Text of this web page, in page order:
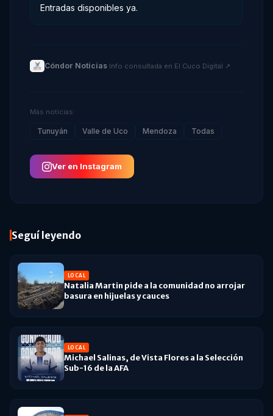
Entradas disponibles ya.
Cóndor Noticias· Info consultada en El Cuco Digital ↗
Más noticias:
Tunuyán Valle de Uco Mendoza Todas
Ver en Instagram
Seguí leyendo
LOCAL
Natalia Martin pide a la comunidad no arrojar
basura en hijuelas y cauces
LOCAL
Michael Salinas, de Vista Flores a la Selección
Sub-16 de la AFA